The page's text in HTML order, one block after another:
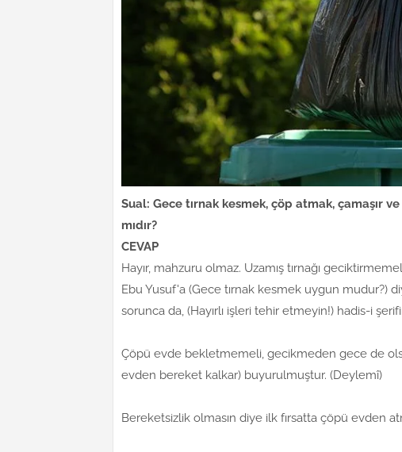
Sual: Gece tırnak kesmek, çöp atmak, çamaşır
mıdır?
CEVAP
Hayır, mahzuru olmaz. Uzamış tırnağı
Ebu Yusuf'a (Gece tırnak kesmek uygun mudur?)
sorunca da, (Hayırlı işleri tehir etmeyin!) hadis-i
Çöpü evde bekletmemeli, gecikmeden gece de
evden bereket kalkar) buyurulmuştur. (Deylemî)
Bereketsizlik olmasın diye ilk fırsatta çöpü evden